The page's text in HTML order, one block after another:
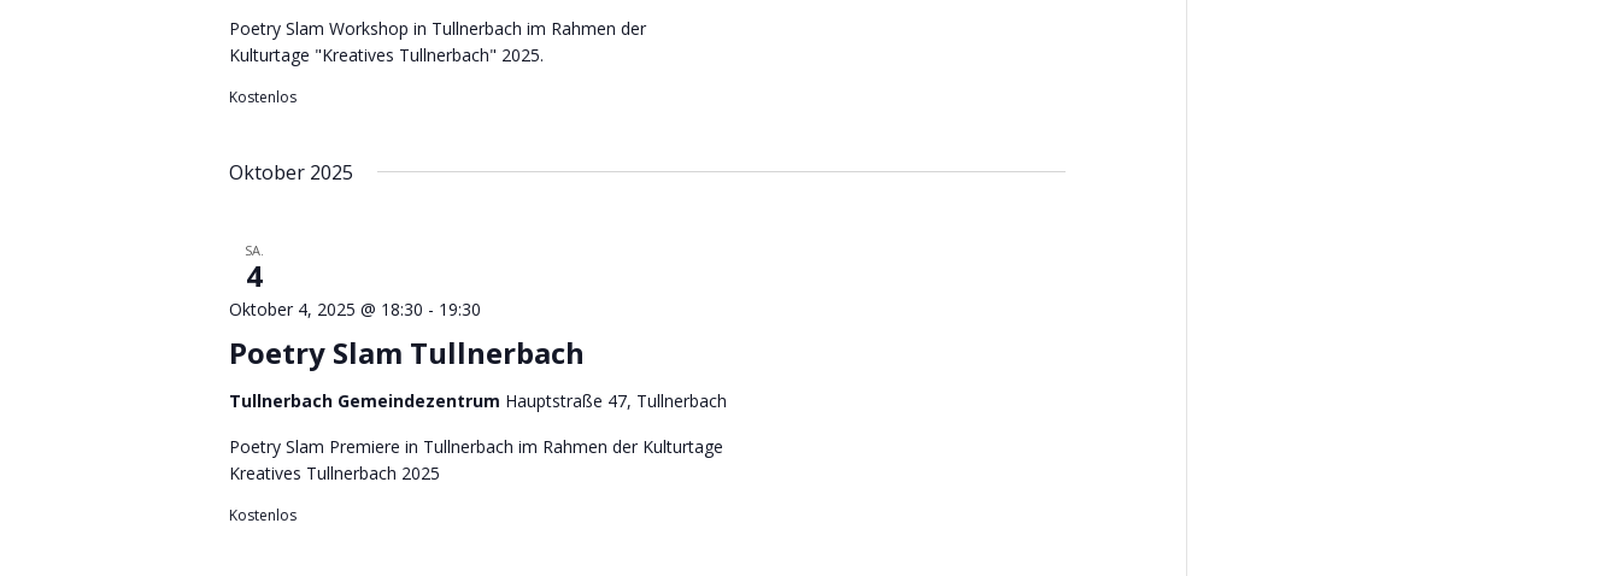
Poetry Slam Workshop in Tullnerbach im Rahmen der
Kulturtage "Kreatives Tullnerbach" 2025.
Kostenlos
Oktober 2025
SA.
4
Poetry Slam Tullnerbach
Oktober 4, 2025 @ 18:30 - 19:30
Tullnerbach Gemeindezentrum Hauptstraße 47, Tullnerbach
Poetry Slam Premiere in Tullnerbach im Rahmen der Kulturtage
Kreatives Tullnerbach 2025
Kostenlos